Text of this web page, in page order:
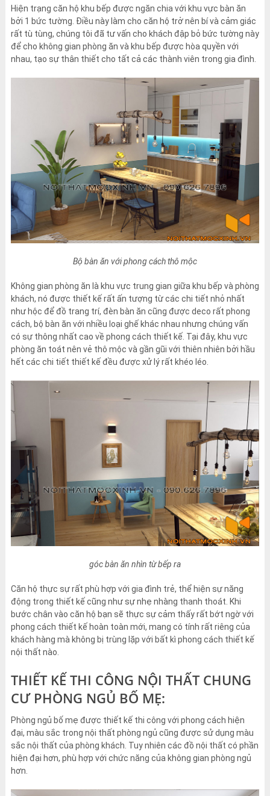
Hiện trạng căn hộ khu bếp được ngăn chia với khu vực bàn ăn
bởi 1 bức tường. Điều này làm cho căn hộ trở nên bí và cảm giác
rất tù tùng, chúng tôi đã tư vấn cho khách đập bỏ bức tường này
để cho không gian phòng ăn và khu bếp được hòa quyền với
nhau, tạo sự thân thiết cho tất cả các thành viên trong gia đình.
Bộ bàn ăn với phong cách thô mộc
Không gian phòng ăn là khu vực trung gian giữa khu bếp và phòng
khách, nó được thiết kế rất ấn tượng từ các chi tiết nhỏ nhất
như hộc để đồ trang trí, đèn bàn ăn cũng được deco rất phong
cách, bộ bàn ăn với nhiều loại ghế khác nhau nhưng chúng vấn
có sự thông nhất cao về phong cách thiết kế. Tại đây, khu vực
phòng ăn toát nên vẻ thô mộc và gần gũi với thiên nhiên bởi hầu
hết các chi tiết thiết kế đều được xử lý rất khéo léo.
góc bàn ăn nhìn từ bếp ra
Căn hộ thực sự rất phù hợp với gia đình trẻ, thể hiện sự năng
động trong thiết kế cũng như sự nhẹ nhàng thanh thoát. Khi
bước chân vào căn hộ bạn sẽ thực sự cảm thấy rất bớt ngờ với
phong cách thiết kế hoàn toàn mới, mang có tính rất riêng của
khách hàng mà không bị trùng lặp với bất kì phong cách thiết kế
nội thất nào.
THIẾT KẾ THI CÔNG NỘI THẤT CHUNG
CƯ PHÒNG NGỦ BỐ MẸ:
Phòng ngủ bố mẹ được thiết kế thi công với phong cách hiện
đại, màu sắc trong nội thất phòng ngủ cũng được sử dụng màu
sắc nội thất của phòng khách. Tuy nhiên các đồ nội thất có phần
hiện đại hơn, phù hợp với chức năng của không gian phòng ngủ
hơn.